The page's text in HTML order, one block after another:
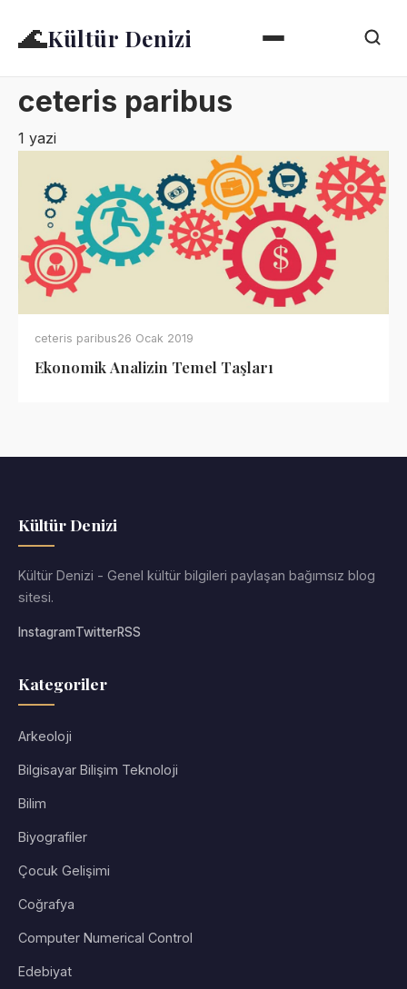
🌊Kültür Denizi
ceteris paribus
1 yazi
ceteris paribus26 Ocak 2019
Ekonomik Analizin Temel Taşları
Kültür Denizi
Kültür Denizi - Genel kültür bilgileri paylaşan bağımsız blog
sitesi.
InstagramTwitterRSS
Kategoriler
Arkeoloji
Bilgisayar Bilişim Teknoloji
Bilim
Biyografiler
Çocuk Gelişimi
Coğrafya
Computer Numerical Control
Edebiyat